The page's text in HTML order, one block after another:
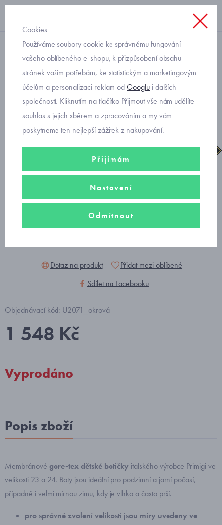
chlapecké
Primigi dětské kotníkové
boty gore-tex 4854222
Dotaz na produkt
Přidat mezi oblíbené
Sdílet na Facebooku
Objednávací kód: U2071_okrová
1 548 Kč
Vyprodáno
Popis zboží
Membránové gore-tex dětské botičky italského výrobce Primigi ve
velikosti 23 a 24. Boty jsou ideální pro podzimní a jarní počasí,
případně i velmi mírnou zimu, kdy je vlhko a často prší.
pro správné zvolení velikosti jsou míry uvedeny ve
Cookies
Používáme soubory cookie ke správnému fungování
vašeho oblíbeného e-shopu, k přizpůsobení obsahu
stránek vašim potřebám, ke statistickým a marketingovým
účelům a personalizaci reklam odGooglu i dalších
společností. Kliknutím na tlačítko Přijmout vše nám udělíte
souhlas s jejich sběrem a zpracováním a my vám
poskytneme ten nejlepší zážitek z nakupování.
Přijímám
Nastavení
Odmítnout